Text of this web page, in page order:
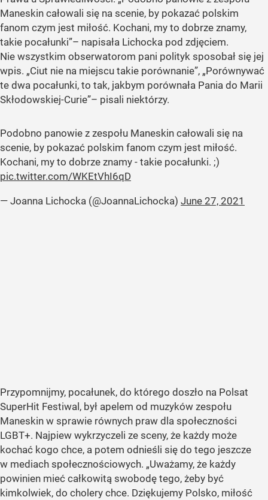
Maneskin całowali się na scenie, by pokazać polskim
fanom czym jest miłość. Kochani, my to dobrze znamy,
takie pocałunki”– napisała Lichocka pod zdjęciem.
Nie wszystkim obserwatorom pani polityk sposobał się jej
wpis. „Ciut nie na miejscu takie porównanie”, „Porównywać
te dwa pocałunki, to tak, jakbym porównała Pania do Marii
Skłodowskiej-Curie”– pisali niektórzy.
Podobno panowie z zespołu Maneskin całowali się na
scenie, by pokazać polskim fanom czym jest miłość.
Kochani, my to dobrze znamy - takie pocałunki. ;)
pic.twitter.com/WKEtVhI6qD
— Joanna Lichocka (@JoannaLichocka) June 27, 2021
Przypomnijmy, pocałunek, do którego doszło na Polsat
SuperHit Festiwal, był apelem od muzyków zespołu
Maneskin w sprawie równych praw dla społeczności
LGBT+. Najpiew wykrzyczeli ze sceny, że każdy może
kochać kogo chce, a potem odnieśli się do tego jeszcze
w mediach społecznościowych. „Uważamy, że każdy
powinien mieć całkowitą swobodę tego, żeby być
kimkolwiek, do cholery chce. Dziękujemy Polsko, miłość